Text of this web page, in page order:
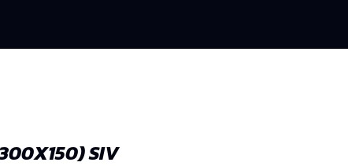
SIV